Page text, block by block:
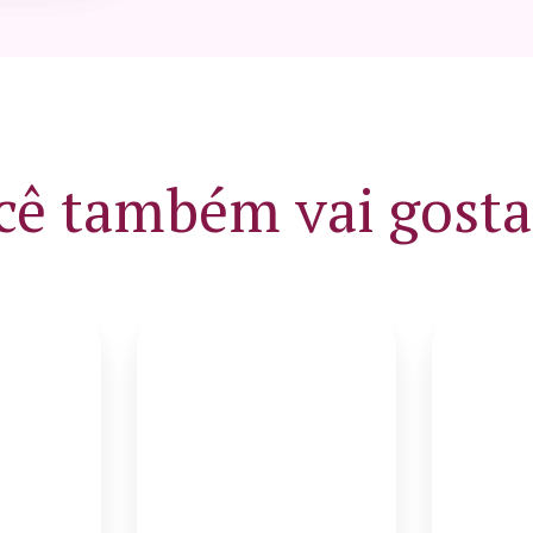
também vai